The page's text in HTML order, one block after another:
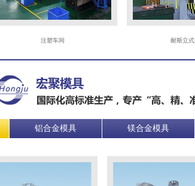
耐斯立式合模机
铝合金模具 镁合金模具